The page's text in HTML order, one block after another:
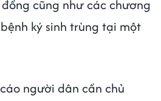
cũng như các chương
ký sinh trùng tại một
người dân cần chủ